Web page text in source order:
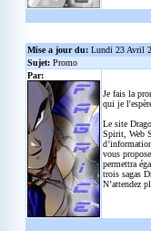
Mise a jour du: Lundi 23 Avril
Sujet: Promo
Par:
Je fais la
qui je
Le site
Spirit, Web
vous
permettra
trois sagas
N’attendez